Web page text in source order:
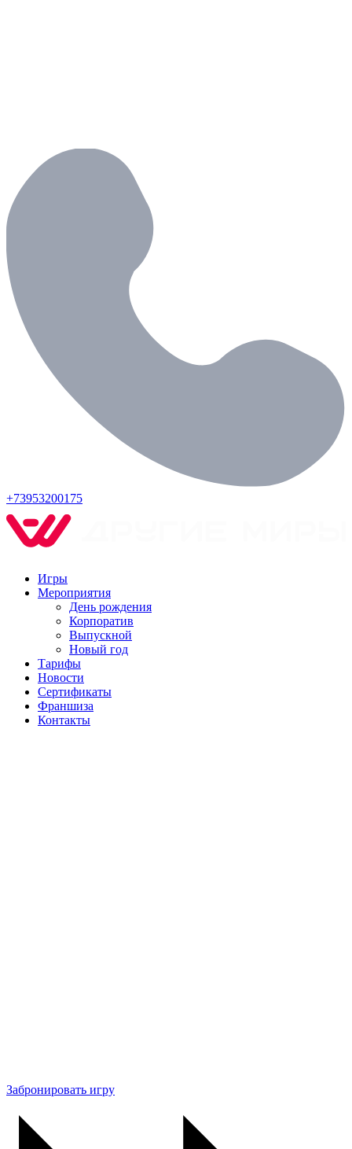
+73953200175
Игры
Мероприятия
День рождения
Корпоратив
Выпускной
Новый год
Тарифы
Новости
Сертификаты
Франшиза
Контакты
Забронировать игру